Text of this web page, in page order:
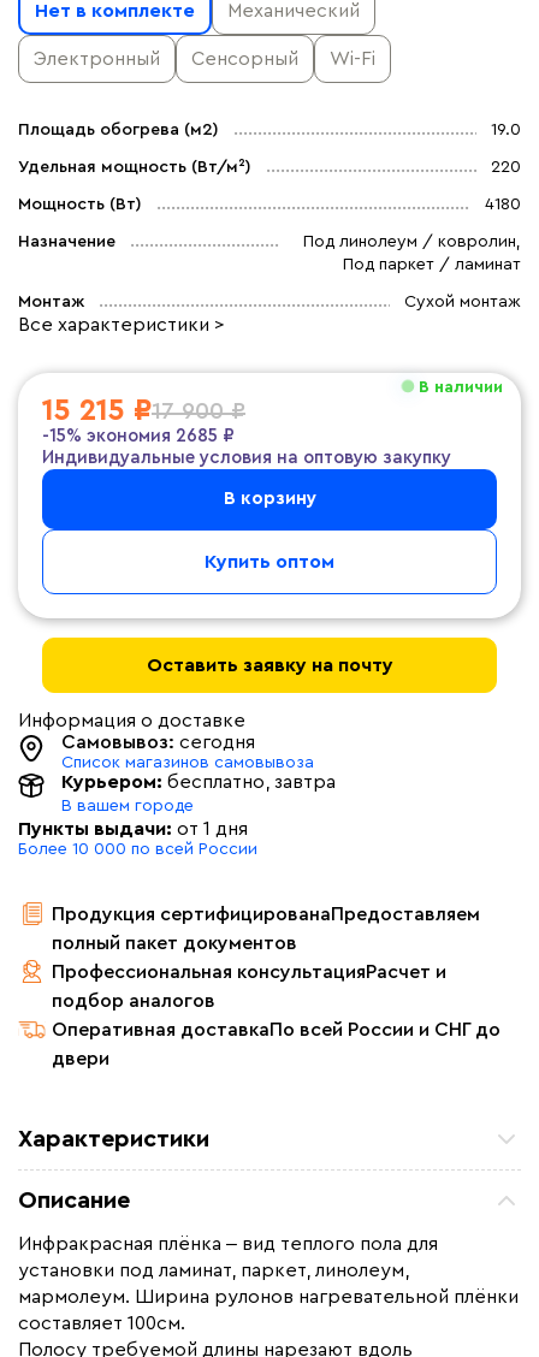
Нет в комплекте Механический
Электронный Сенсорный Wi-Fi
Площадь обогрева (м2) 19.0
Удельная мощность (Вт/м²) 220
Мощность (Вт) 4180
Назначение
Под линолеум / ковролин,
Под паркет / ламинат
Монтаж Сухой монтаж
Все характеристики >
В наличии
15 215 ₽17 900 ₽
-15% экономия 2685 ₽
Индивидуальные условия на оптовую закупку
В корзину
Купить оптом
Оставить заявку на почту
Информация о доставке
Самовывоз: сегодня
Список магазинов самовывоза
Курьером: бесплатно , завтра
В вашем городе
Пункты выдачи: от 1 дня
Более 10 000 по всей России
Продукция сертифицированаПредоставляем
полный пакет документов
Профессиональная консультацияРасчет и
подбор аналогов
Оперативная доставкаПо всей России и СНГ до
двери
Характеристики
Мощность (Вт)
Назначение
Под линолеум / ковролин,
Монтаж Сухой монтаж
Описание
Инфракрасная плёнка ‒ вид теплого пола для
установки под ламинат, паркет, линолеум,
мармолеум. Ширина рулонов нагревательной плёнки
составляет 100см.
Полосу требуемой длины нарезают вдоль